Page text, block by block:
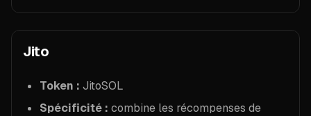
Jito
Token : JitoSOL
Spécificité : combine les récompenses de